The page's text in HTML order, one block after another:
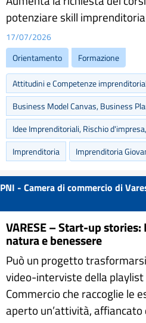
potenziare skill
17/07/2026
Orientamento
Formazione
Attitudini e Competenze
Business Model Canvas, Business
Idee Imprenditoriali, Rischio
Imprenditoria
Imprenditoria
PNI - Camera di commercio di
VARESE – Start-up
natura e benessere
Può un progetto
video-interviste della playlist
Commercio che raccoglie le
aperto un’attività, affiancato